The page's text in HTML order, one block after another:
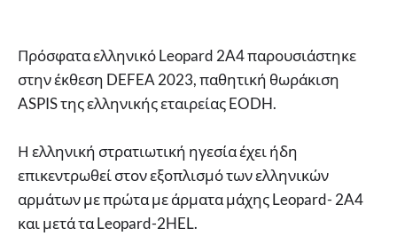
Πρόσφατα ελληνικό Leopard 2A4 παρουσιάστηκε
στην έκθεση DEFEA 2023, παθητική θωράκιση
ASPIS της ελληνικής εταιρείας EODH.
Η ελληνική στρατιωτική ηγεσία έχει ήδη
επικεντρωθεί στον εξοπλισμό των ελληνικών
αρμάτων με πρώτα με άρματα μάχης Leopard- 2A4
και μετά τα Leopard-2HEL.